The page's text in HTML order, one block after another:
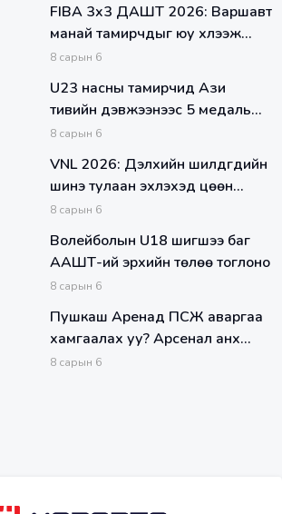
FIBA 3x3 ДАШТ 2026: Варшавт
манай тамирчдыг юу хүлээж
байна вэ
8 сарын 6
U23 насны тамирчид Ази
тивийн дэвжээнээс 5 медаль
хүртлээ
8 сарын 6
VNL 2026: Дэлхийн шилдгүүдийн
шинэ тулаан эхлэхэд цөөн
хоног үлдлээ
8 сарын 6
Волейболын U18 шигшээ баг
ААШТ-ий эрхийн төлөө тоглоно
8 сарын 6
Пушкаш Аренад ПСЖ аваргаа
хамгаалах уу? Арсенал анх
удаа дэлдэн чихт өргөх үү?
8 сарын 6